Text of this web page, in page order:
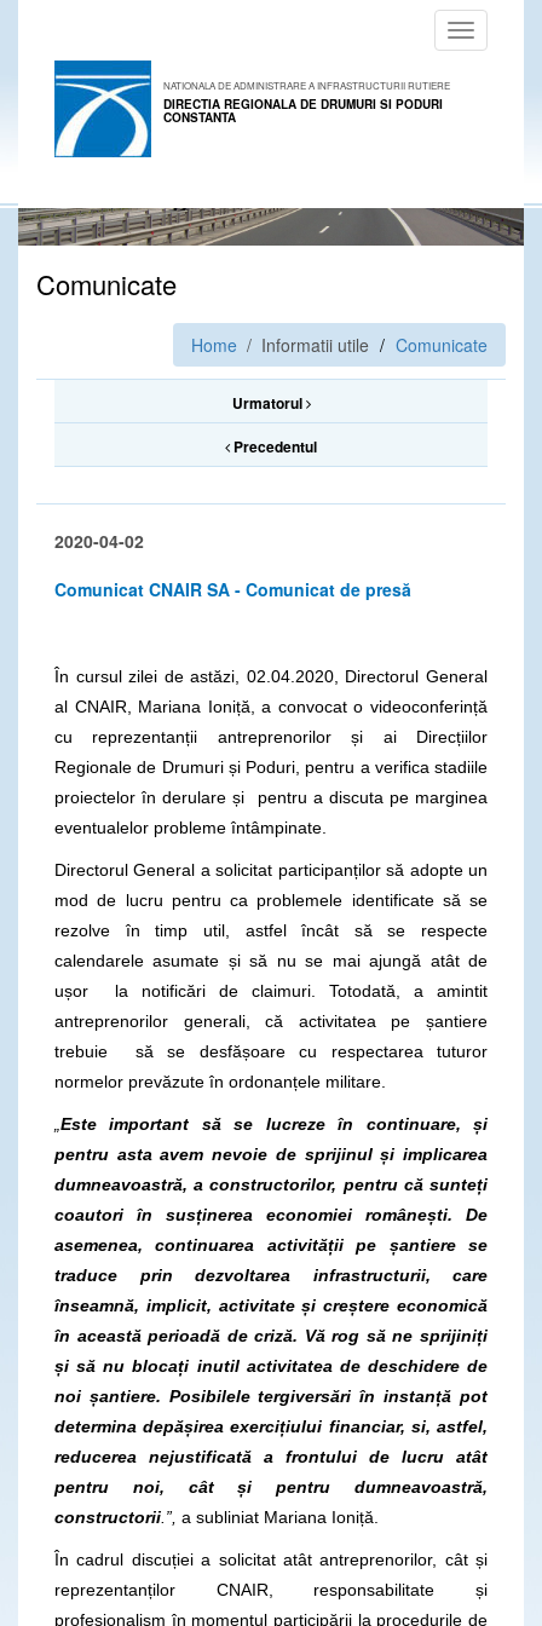
Toggle
navigation
NATIONALA DE ADMINISTRARE A INFRASTRUCTURII RUTIERE
DIRECTIA REGIONALA DE DRUMURI SI PODURI
CONSTANTA
Comunicate
Home / Informatii utile Comunicate
Urmatorul
Precedentul
2020-04-02
Comunicat CNAIR SA - Comunicat de presă
În cursul zilei de astăzi, 02.04.2020, Directorul General
al CNAIR, Mariana Ioniță, a convocat o videoconferință
cu reprezentanții antreprenorilor și ai Direcțiilor
Regionale de Drumuri și Poduri, pentru a verifica stadiile
proiectelor în derulare și pentru a discuta pe marginea
eventualelor probleme întâmpinate.
Directorul General a solicitat participanților să adopte un
mod de lucru pentru ca problemele identificate să se
rezolve în timp util, astfel încât să se respecte
calendarele asumate și să nu se mai ajungă atât de
ușor la notificări de claimuri. Totodată, a amintit
antreprenorilor generali, că activitatea pe șantiere
trebuie să se desfășoare cu respectarea tuturor
normelor prevăzute în ordonanțele militare.
Este important să se lucreze în continuare, și
pentru asta avem nevoie de sprijinul și implicarea
dumneavoastră, a constructorilor, pentru că sunteți
coautori în susținerea economiei românești. De
asemenea, continuarea activității pe șantiere se
traduce prin dezvoltarea infrastructurii, care
înseamnă, implicit, activitate și creștere economică
în această perioadă de criză. Vă rog să ne sprijiniți
și să nu blocați inutil activitatea de deschidere de
noi șantiere. Posibilele tergiversări în instanță pot
determina depășirea exercițiului financiar, si, astfel,
reducerea nejustificată a frontului de lucru atât
pentru noi, cât și pentru dumneavoastră,
constructorii .”, a subliniat Mariana Ioniță.
În cadrul discuției a solicitat atât antreprenorilor, cât și
reprezentanților CNAIR, responsabilitate și
profesionalism în momentul participării la procedurile de